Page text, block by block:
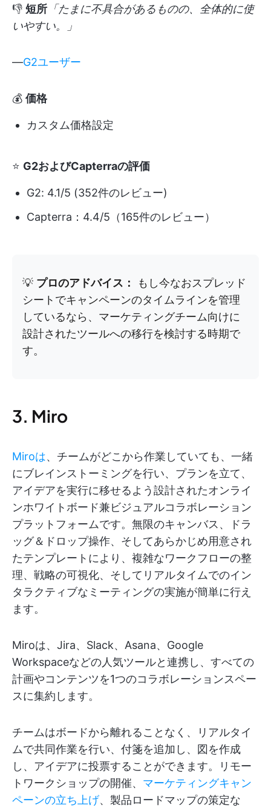
👎 短所 「たまに不具合があるものの、全体的に使
いやすい。」
—G2ユーザー
💰 価格
カスタム価格設定
⭐ G2およびCapterraの評価
G2: 4.1/5 (352件のレビュー)
Capterra：4.4/5（165件のレビュー）
💡 プロのアドバイス：
もし今なおスプレッド
シートでキャンペーンのタイムラインを管理
しているなら、マーケティングチーム向けに
設計されたツールへの移行を検討する時期で
す。
3. Miro
Miroは、チームがどこから作業していても、一緒
にブレインストーミングを行い、プランを立て、
アイデアを実行に移せるよう設計されたオンライ
ンホワイトボード兼ビジュアルコラボレーション
プラットフォームです。無限のキャンバス、ドラ
ッグ＆ドロップ操作、そしてあらかじめ用意され
たテンプレートにより、複雑なワークフローの整
理、戦略の可視化、そしてリアルタイムでのイン
タラクティブなミーティングの実施が簡単に行え
ます。
Miroは、Jira、Slack、Asana、Google
Workspaceなどの人気ツールと連携し、すべての
計画やコンテンツを1つのコラボレーションスペー
スに集約します。
チームはボードから離れることなく、リアルタイ
ムで共同作業を行い、付箋を追加し、図を作成
し、アイデアに投票することができます。リモー
トワークショップの開催、 マーケティングキャン
ペーンの立ち上げ、製品ロードマップの策定な